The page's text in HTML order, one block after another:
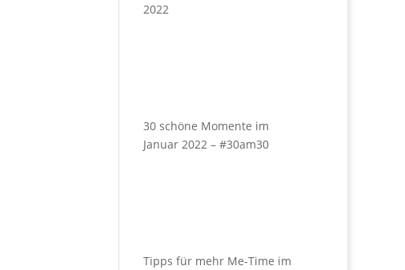
2022
30 schöne Momente im
Januar 2022 – #30am30
Tipps für mehr Me-Time im